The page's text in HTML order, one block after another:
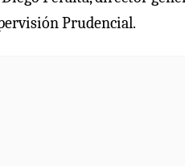
Prudencial.